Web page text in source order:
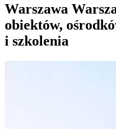
Warszawa
obiektów,
i szkolenia